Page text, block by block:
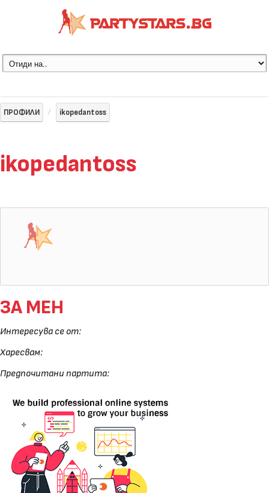
ПРОФИЛИ ikopedantoss
ikopedantoss
ЗА МЕН
Интересува се от:
Харесвам:
Предпочитани партита: